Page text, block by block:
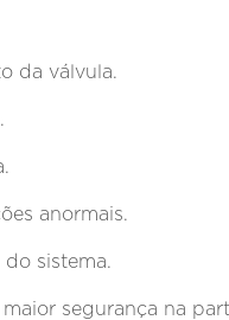
da válvula.
anormais.
sistema.
segurança na